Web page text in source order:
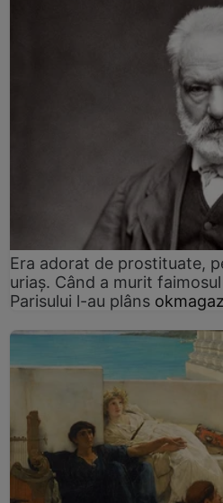
Era adorat de prostituate,
uriaș. Când a murit
Parisului l-au plâns